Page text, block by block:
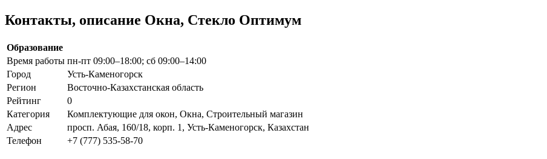
Контакты, описание Окна, Стекло Оптимум
Образование
Время работы пн-пт 09:00–18:00; сб 09:00–14:00
Город
Усть-Каменогорск
Регион
Восточно-Казахстанская область
Рейтинг
0
Категория
Комплектующие для окон, Окна, Строительный магазин
Адрес
просп. Абая, 160/18, корп. 1, Усть-Каменогорск, Казахстан
Телефон
+7 (777) 535-58-70